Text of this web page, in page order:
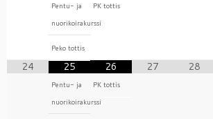
Pentu- ja
nuorikoirakurssi
Peko tottis
PK tottis
24 25
Pentu- ja
nuorikoirakurssi
26
PK tottis
27 28